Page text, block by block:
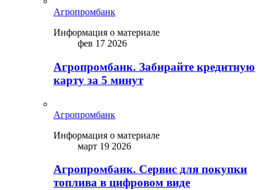
Агропромбанк
Информация о материале
фев 17 2026
Агропромбанк. Забирайте кредитную
карту за 5 минут
Агропромбанк
Информация о материале
март 19 2026
Агропромбанк. Сервис для покупки
топлива в цифровом виде